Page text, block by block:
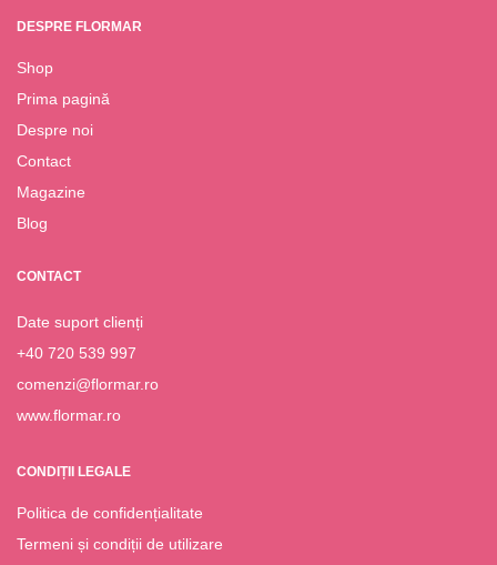
DESPRE FLORMAR
Shop
Prima pagină
Despre noi
Contact
Magazine
Blog
CONTACT
Date suport clienți
+40 720 539 997
comenzi@flormar.ro
www.flormar.ro
CONDIȚII LEGALE
Politica de confidențialitate
Termeni și condiții de utilizare